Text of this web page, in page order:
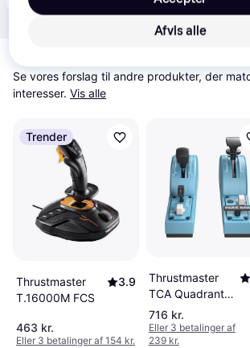
Se vores forslag til andre produkter, der
interesser. Vis alle
Trender
Thrustmaster
T.16000M FCS
3.9
463 kr.
Eller 3 betalinger af 154 kr.
Thrustmaster
TCA Quadrant
Add-on
716 kr.
Eller 3 betalinger af
239 kr.
Afvis alle